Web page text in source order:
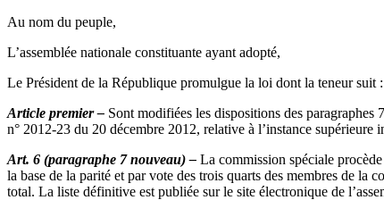
Au nom du peuple,
L’assemblée nationale constituante ayant adopté,
Le Président de la République promulgue la loi dont la teneur suit :
Article premier – Sont modifiées les dispositions des paragraphes
n° 2012-23 du 20 décembre 2012, relative à l’instance supérieure
Art. 6 (paragraphe 7 nouveau) – La commission spéciale
la base de la parité et par vote des trois quarts des membres de
total. La liste définitive est publiée sur le site électronique de